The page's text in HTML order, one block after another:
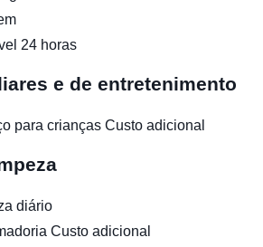
24 horas
e de entretenimento
para crianças Custo adicional
diário
Custo adicional